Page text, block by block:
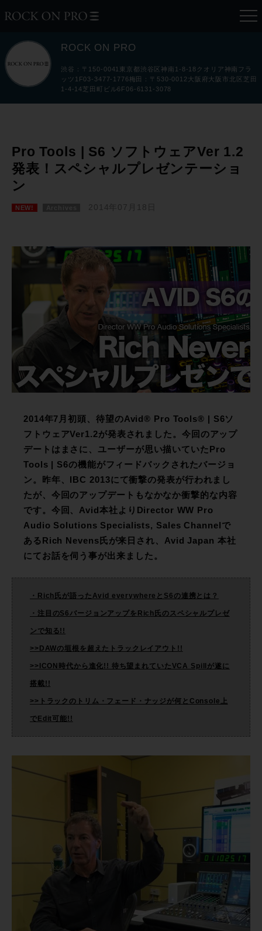
ROCK ON PRO
渋谷：〒150-0041東京都渋谷区神南1-8-18クオリア神南フラ
ッツ1F03-3477-1776梅田：〒530-0012大阪府大阪市北区芝田
1-4-14芝田町ビル6F06-6131-3078
Pro Tools | S6 ソフトウェアVer 1.2
発表！スペシャルプレゼンテーショ
ン
NEW! 2014年07月18日
2014年7月初頭、待望のAvid® Pro Tools® | S6ソ
フトウェアVer1.2が発表されました。今回のアップ
デートはまさに、ユーザーが思い描いていたPro
Tools | S6の機能がフィードバックされたバージョ
ン。昨年、IBC 2013にて衝撃の発表が行われまし
たが、今回のアップデートもなかなか衝撃的な内容
です。今回、Avid本社よりDirector WW Pro
Audio Solutions Specialists, Sales Channelで
あるRich Nevens氏が来日され、Avid Japan 本社
にてお話を伺う事が出来ました。
・Rich氏が語ったAvid everywhereとS6の連携とは？
・注目のS6バージョンアップをRich氏のスペシャルプレゼ
ンで知る!!
>>DAWの垣根を超えたトラックレイアウト!!
>>ICON時代から進化!! 待ち望まれていたVCA Spillが遂に
搭載!!
>>トラックのトリム・フェード・ナッジが何とConsole上
でEdit可能!!